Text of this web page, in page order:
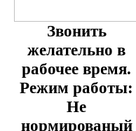
Звонить
желательно в
рабочее время.
Режим работы:
Не
нормированый